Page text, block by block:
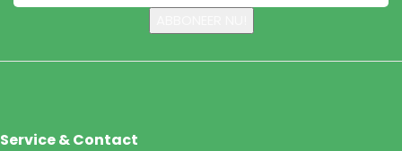
Service & Contact